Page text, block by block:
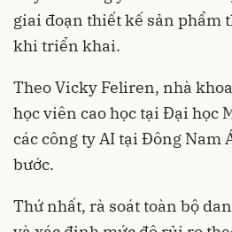
giai đoạn thiết kế sản phẩm
khi triển khai.
Theo Vicky Feliren, nhà
học viên cao học tại Đại học
các công ty AI tại Đông Nam
bước.
Thứ nhất, rà soát toàn bộ